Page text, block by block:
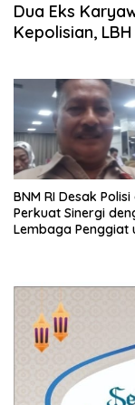
Dua Eks
Kepolisian,
BNM RI Desak
Perkuat Sinergi
Lembaga Penggiat